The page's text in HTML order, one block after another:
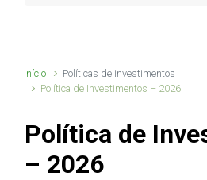
Início
Políticas de investimentos
Política de Investimentos – 2026
Política de
– 2026